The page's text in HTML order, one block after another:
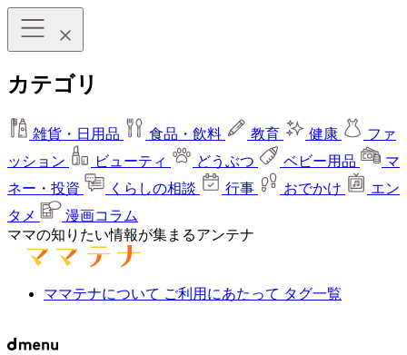
カテゴリ
雑貨・日用品 食品・飲料 教育 健康
ファ
ッション
ビューティ どうぶつ ベビー用品
マ
ネー・投資
くらしの相談 行事 おでかけ
エン
タメ
漫画コラム
ママの知りたい情報が集まるアンテナ
ママテナについて ご利用にあたって タグ一覧